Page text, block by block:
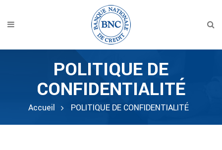
POLITIQUE DE
CONFIDENTIALITÉ
Accueil POLITIQUE DE CONFIDENTIALITÉ